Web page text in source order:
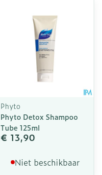
Phyto
Phyto Detox Shampoo
Tube 125ml
€ 13,90
Niet beschikbaar